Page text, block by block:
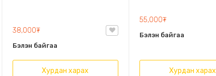
38,000₮
Бэлэн байгаа
Хурдан харах
55,000₮
Бэлэн байгаа
Хурдан харах